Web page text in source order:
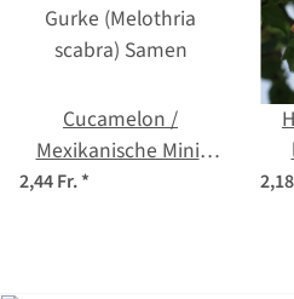
Cucamelon /
Mexikanische Mini-
Gurke (Melothria
2,44 Fr.*